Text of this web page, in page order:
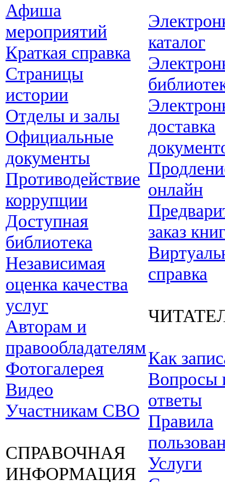
Афиша
мероприятий
Краткая справка
Страницы
истории
Отделы и залы
Официальные
документы
Противодействие
коррупции
Доступная
библиотека
Независимая
оценка качества
услуг
Авторам и
правообладателям
Фотогалерея
Видео
Участникам СВО
СПРАВОЧНАЯ
ИНФОРМАЦИЯ
каталог
доставка
онлайн
заказ
справка
Как
Вопросы
ответы
Правила
Услуги